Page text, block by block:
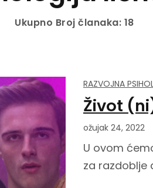
Ukupno Broj članaka: 18
RAZVOJNA
Život
ožujak 24, 2022
U ovom
za razdoblje